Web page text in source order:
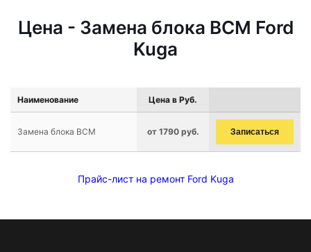
Цена - Замена блока BCM Ford
Kuga
Наименование Цена в Руб.
Замена блока BCM от 1790 руб. Записаться
Прайс-лист на ремонт Ford Kuga